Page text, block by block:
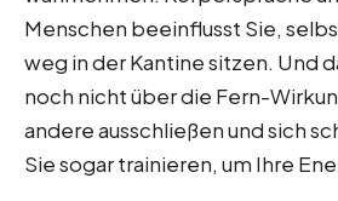
Menschen beeinflusst Sie,
weg in der Kantine sitzen. Und
noch nicht über die Fern-
andere ausschließen und sich
Sie sogar trainieren, um Ihre